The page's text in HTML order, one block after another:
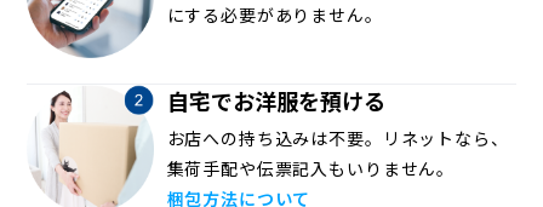
にする必要がありません。
自宅でお洋服を預ける
お店への持ち込みは不要。リネットなら、
集荷手配や伝票記入もいりません。
梱包方法について